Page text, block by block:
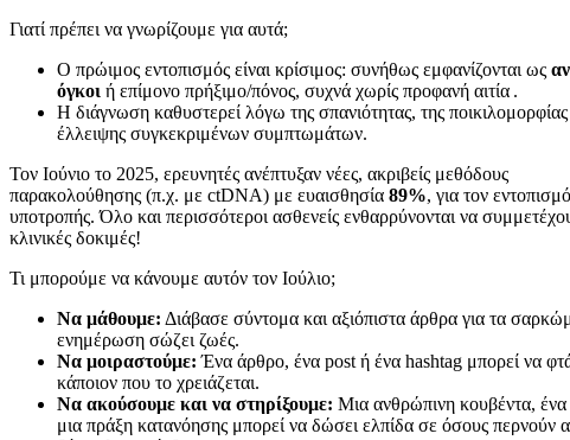
Γιατί πρέπει να γνωρίζουμε για αυτά;
Ο πρώιμος εντοπισμός είναι κρίσιμος: συνήθως εμφανίζονται ως
όγκοι ή επίμονο πρήξιμο/πόνος, συχνά χωρίς προφανή αιτία .
Η διάγνωση καθυστερεί λόγω της σπανιότητας, της ποικιλομορφίας
έλλειψης συγκεκριμένων συμπτωμάτων.
Τον Ιούνιο το 2025, ερευνητές ανέπτυξαν νέες, ακριβείς μεθόδους
παρακολούθησης (π.χ. με ctDNA) με ευαισθησία 89%, για τον εντοπισμό
υποτροπής. Όλο και περισσότεροι ασθενείς ενθαρρύνονται να
κλινικές δοκιμές!
Τι μπορούμε να κάνουμε αυτόν τον Ιούλιο;
Να μάθουμε: Διάβασε σύντομα και αξιόπιστα άρθρα για τα
ενημέρωση σώζει ζωές.
Να μοιραστούμε: Ένα άρθρο, ένα post ή ένα hashtag μπορεί να
κάποιον που το χρειάζεται.
Να ακούσουμε και να στηρίξουμε: Μια ανθρώπινη κουβέντα,
μια πράξη κατανόησης μπορεί να δώσει ελπίδα σε όσους περνούν